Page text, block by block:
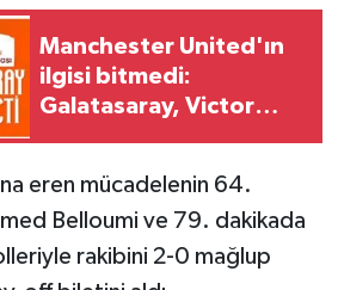
Manchester United'ın
ilgisi bitmedi:
Galatasaray, Victor
eren mücadelenin 64.
Belloumi ve 79. dakikada
rakibini 2-0 mağlup